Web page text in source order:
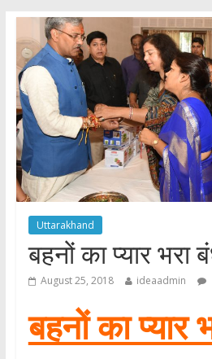
Uttarakhand
बहनों का प्यार भरा
August 25, 2018 ideaadmin
बहनों का प्यार